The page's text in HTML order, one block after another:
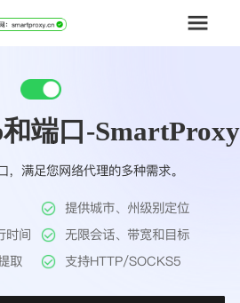
端口-SmartProxy
，满足您网络代理的多种需求。
提供城市、州级别定位
时间
无限会话、带宽和目标
取
支持HTTP/SOCKS5